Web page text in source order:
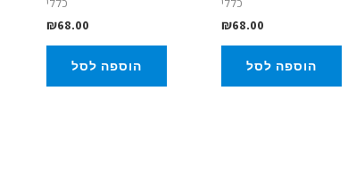
₪68.00
הוספה לסל
₪68.00
הוספה לסל